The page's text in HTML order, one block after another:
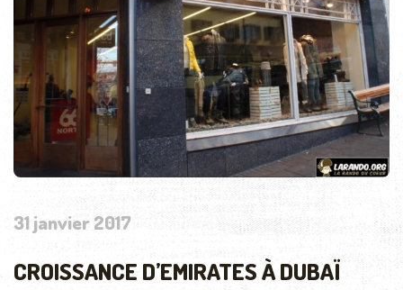
31 janvier 2017
CROISSANCE D’EMIRATES À DUBAÏ